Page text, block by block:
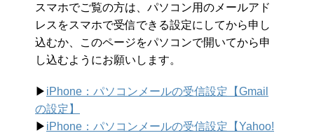
スマホでご覧の方は、パソコン用のメールアド
レスをスマホで受信できる設定にしてから申し
込むか、このページをパソコンで開いてから申
し込むようにお願いします。
▶︎ iPhone：パソコンメールの受信設定【Gmail
の設定】
▶︎ iPhone：パソコンメールの受信設定【Yahoo!